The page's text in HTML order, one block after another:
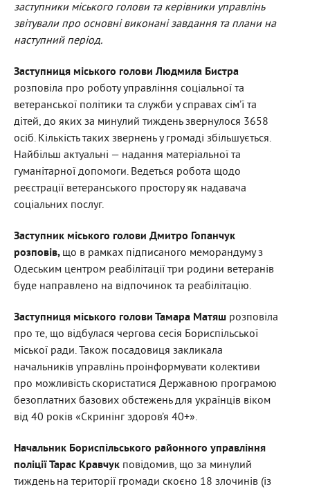
заступники міського голови та керівники управлінь
звітували про основні виконані завдання та плани на
наступний період.
Заступниця міського голови Людмила Бистра
розповіла про роботу управління соціальної та
ветеранської політики та служби у справах сім’ї та
дітей, до яких за минулий тиждень звернулося 3658
осіб. Кількість таких звернень у громаді збільшується.
Найбільш актуальні — надання матеріальної та
гуманітарної допомоги. Ведеться робота щодо
реєстрації ветеранського простору як надавача
соціальних послуг.
Заступник міського голови Дмитро Гопанчук
розповів, що в рамках підписаного меморандуму з
Одеським центром реабілітації три родини ветеранів
буде направлено на відпочинок та реабілітацію.
Заступниця міського голови Тамара Матяш розповіла
про те, що відбулася чергова сесія Бориспільської
міської ради. Також посадовиця закликала
начальників управлінь проінформувати колективи
про можливість скористатися Державною програмою
безоплатних базових обстежень для українців віком
від 40 років «Скринінг здоров’я 40+».
Начальник Бориспільського районного управління
поліції Тарас Кравчук повідомив, що за минулий
тиждень на території громади скоєно 18 злочинів (із